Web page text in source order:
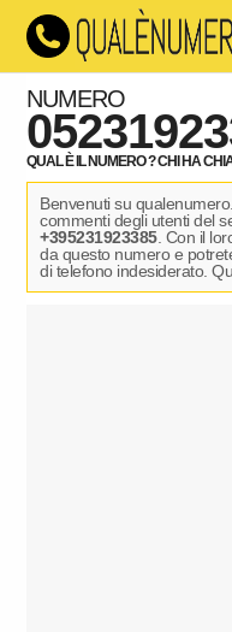
NUMERO
QUAL È IL NUMERO ? CHI HA
Benvenuti su
commenti degli utenti del
+395231923385. Con il
da questo numero e
di telefono indesiderato.